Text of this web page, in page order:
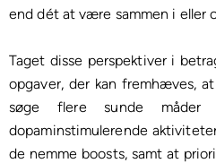
end dét at være sammen i eller
Taget disse perspektiver i
opgaver, der kan fremhæves,
søge flere sunde
dopaminstimulerende
de nemme boosts, samt at